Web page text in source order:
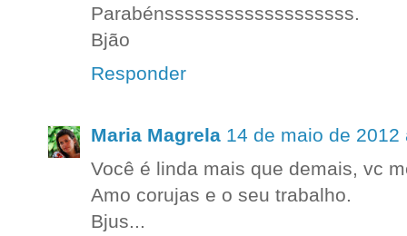
Parabénsssssssssssssssssss.
Bjão
Responder
Maria Magrela 14 de maio de 2012
Você é linda mais que demais, vc
Amo corujas e o seu trabalho.
Bjus...